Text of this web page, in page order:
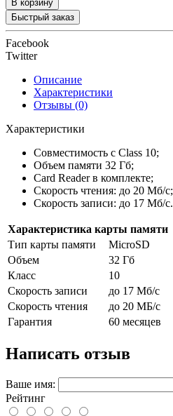
В корзину
Быстрый заказ
Facebook
Twitter
Описание
Характеристики
Отзывы (0)
Характеристики
Совместимость с Class 10;
Объем памяти 32 Гб;
Card Reader в комплекте;
Скорость чтения: до 20 Мб/с;
Скорость записи: до 17 Мб/с.
Характеристика карты памяти
Тип карты памяти
MicroSD
Объем
32 Гб
Класс
10
Скорость записи
до 17 Мб/с
Скорость чтения
до 20 МБ/с
Гарантия
60 месяцев
Написать отзыв
Ваше имя:
Рейтинг